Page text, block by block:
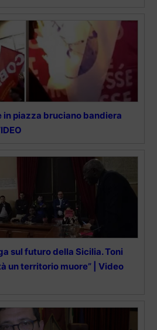
in piazza bruciano bandiera
sul futuro della Sicilia. Toni
un territorio muore” | Video